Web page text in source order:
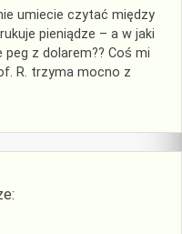
umiecie czytać między
pieniądze – a w jaki
z dolarem?? Coś mi
R. trzyma mocno z